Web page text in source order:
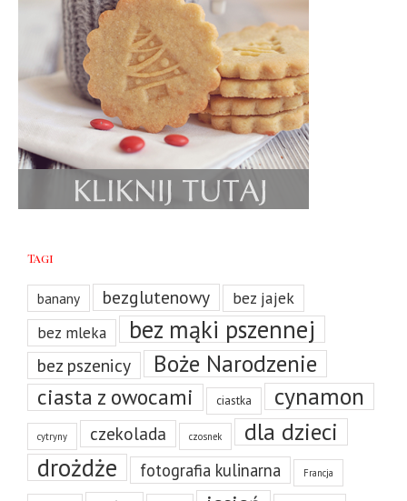
Tagi
banany bezglutenowy bez jajek
bez mleka bez mąki pszennej
bez pszenicy Boże Narodzenie
ciasta z owocami ciastka cynamon
cytryny czekolada czosnek dla dzieci
drożdże fotografia kulinarna Francja